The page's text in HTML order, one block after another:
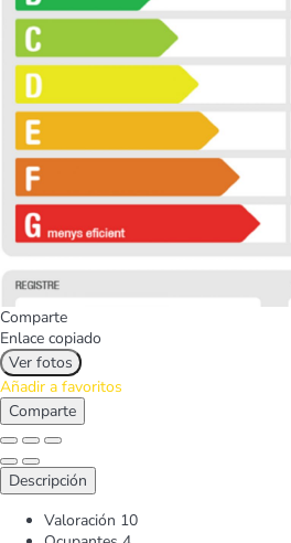
Comparte
Enlace copiado
Ver fotos
Añadir a favoritos
Comparte
Descripción
Valoración 10